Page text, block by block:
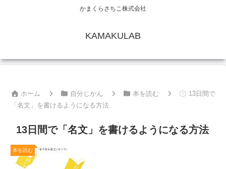
かまくらさちこ株式会社
KAMAKULAB
ホーム 自分じかん 本を読む
13日間で
「名文」を書けるようになる方法
13日間で「名文」を書けるようになる方法
本を読む